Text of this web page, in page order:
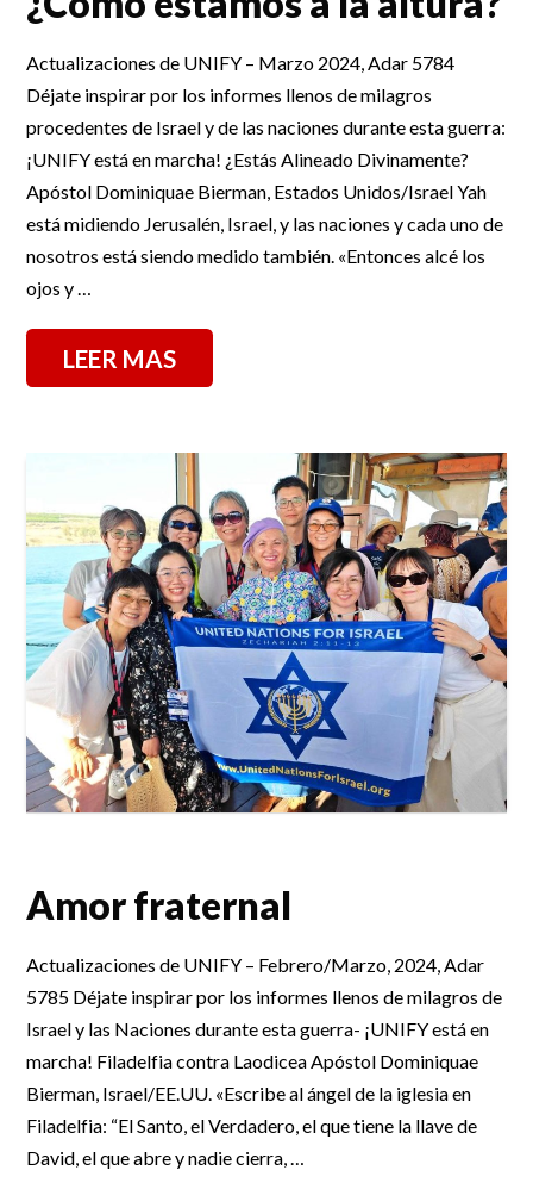
Actualizaciones de UNIFY – Marzo 2024, Adar 5784
Déjate inspirar por los informes llenos de milagros
procedentes de Israel y de las naciones durante esta guerra:
¡UNIFY está en marcha! ¿Estás Alineado Divinamente?
Apóstol Dominiquae Bierman, Estados Unidos/Israel Yah
está midiendo Jerusalén, Israel, y las naciones y cada uno de
nosotros está siendo medido también. «Entonces alcé los
ojos y …
LEER MAS
Amor fraternal
Actualizaciones de UNIFY – Febrero/Marzo, 2024, Adar
5785 Déjate inspirar por los informes llenos de milagros de
Israel y las Naciones durante esta guerra- ¡UNIFY está en
marcha! Filadelfia contra Laodicea Apóstol Dominiquae
Bierman, Israel/EE.UU. «Escribe al ángel de la iglesia en
Filadelfia: “El Santo, el Verdadero, el que tiene la llave de
David, el que abre y nadie cierra, …